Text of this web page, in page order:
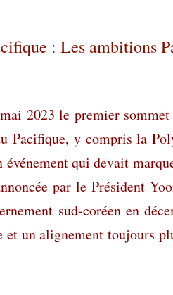
: Les ambitions
2023 le premier
Pacifique, y compris la
qui devait
par le Président
sud-coréen en
et un alignement toujours